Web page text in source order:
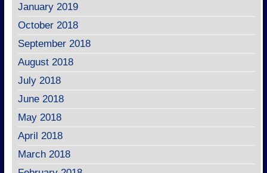
January 2019
October 2018
September 2018
August 2018
July 2018
June 2018
May 2018
April 2018
March 2018